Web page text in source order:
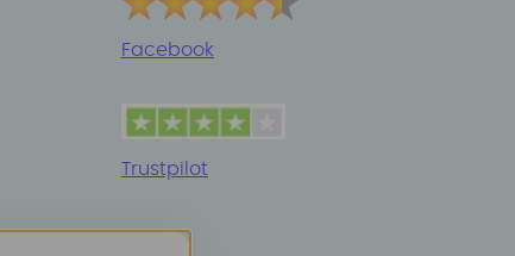
Facebook
Trustpilot